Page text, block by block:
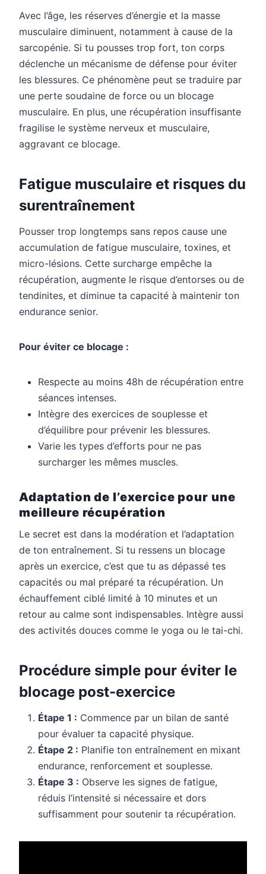
Avec l’âge, les réserves d’énergie et la masse
musculaire diminuent, notamment à cause de la
sarcopénie. Si tu pousses trop fort, ton corps
déclenche un mécanisme de défense pour éviter
les blessures. Ce phénomène peut se traduire par
une perte soudaine de force ou un blocage
musculaire. En plus, une récupération insuffisante
fragilise le système nerveux et musculaire,
aggravant ce blocage.
Fatigue musculaire et risques du
surentraînement
Pousser trop longtemps sans repos cause une
accumulation de fatigue musculaire, toxines, et
micro-lésions. Cette surcharge empêche la
récupération, augmente le risque d’entorses ou de
tendinites, et diminue ta capacité à maintenir ton
endurance senior.
Pour éviter ce blocage :
Respecte au moins 48h de récupération entre
séances intenses.
Intègre des exercices de souplesse et
d’équilibre pour prévenir les blessures.
Varie les types d’efforts pour ne pas
surcharger les mêmes muscles.
Adaptation de l’exercice pour une
meilleure récupération
Le secret est dans la modération et l’adaptation
de ton entraînement. Si tu ressens un blocage
après un exercice, c’est que tu as dépassé tes
capacités ou mal préparé ta récupération. Un
échauffement ciblé limité à 10 minutes et un
retour au calme sont indispensables. Intègre aussi
des activités douces comme le yoga ou le tai-chi.
Procédure simple pour éviter le
blocage post-exercice
Étape 1 : Commence par un bilan de santé
pour évaluer ta capacité physique.
Étape 2 : Planifie ton entraînement en mixant
endurance, renforcement et souplesse.
Étape 3 : Observe les signes de fatigue,
réduis l’intensité si nécessaire et dors
suffisamment pour soutenir ta récupération.